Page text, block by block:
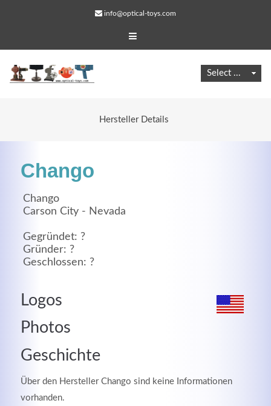
info@optical-toys.com
Hersteller Details
Chango
Chango
Carson City - Nevada
Gegründet: ?
Gründer: ?
Geschlossen: ?
Logos
Photos
Geschichte
Über den Hersteller Chango sind keine Informationen
vorhanden.
Lorem ipsum dolor sit amet, consectetuer adipiscing
elit. Aenean commodo ligula eget dolor.